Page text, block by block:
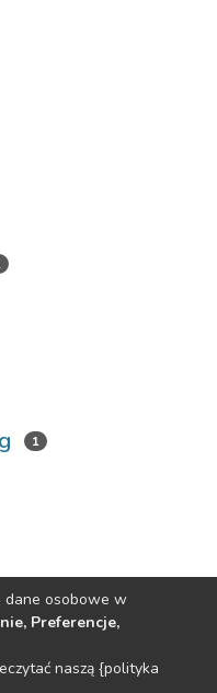
1
Następny
dane osobowe w
Preferencje,
naszą {polityka